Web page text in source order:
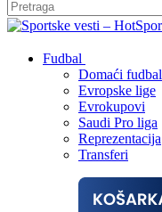
Fudbal
Domaći fudbal
Evropske lige
Evrokupovi
Saudi Pro liga
Reprezentacija
Transferi